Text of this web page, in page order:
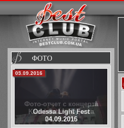
ФОТО
Фото-отчет с концерта
Kadebostany Одесса
24.09.2015
02.10.2015